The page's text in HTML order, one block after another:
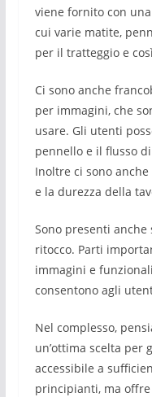
viene fornito con
cui varie matite,
per il tratteggio e
Ci sono anche
per immagini, che
usare. Gli utenti
pennello e il flusso
Inoltre ci sono
e la durezza della
Sono presenti
ritocco. Parti
immagini e
consentono agli
Nel complesso,
un’ottima scelta
accessibile a
principianti, ma